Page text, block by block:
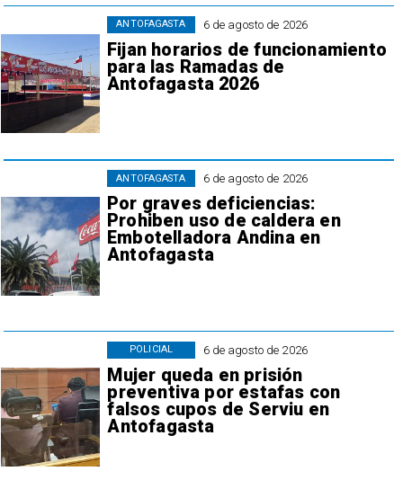
6 de agosto de 2026
Fijan horarios de funcionamiento
para las Ramadas de
Antofagasta 2026
ANTOFAGASTA
6 de agosto de 2026
Por graves deficiencias:
Prohiben uso de caldera en
Embotelladora Andina en
Antofagasta
ANTOFAGASTA
6 de agosto de 2026
Mujer queda en prisión
preventiva por estafas con
falsos cupos de Serviu en
Antofagasta
POLICIAL